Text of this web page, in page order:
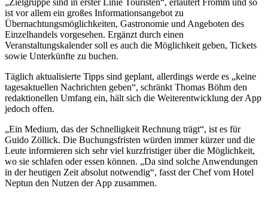
ist vor allem ein großes Informationsangebot zu
Übernachtungsmöglichkeiten, Gastronomie und Angeboten des
Einzelhandels vorgesehen. Ergänzt durch einen
Veranstaltungskalender soll es auch die Möglichkeit geben, Tickets
sowie Unterkünfte zu buchen.
Täglich aktualisierte Tipps sind geplant, allerdings werde es „keine
tagesaktuellen Nachrichten geben“, schränkt Thomas Böhm den
redaktionellen Umfang ein, hält sich die Weiterentwicklung der App
jedoch offen.
„Ein Medium, das der Schnelligkeit Rechnung trägt“, ist es für
Guido Zöllick. Die Buchungsfristen würden immer kürzer und die
Leute informieren sich sehr viel kurzfristiger über die Möglichkeit,
wo sie schlafen oder essen können. „Da sind solche Anwendungen
in der heutigen Zeit absolut notwendig“, fasst der Chef vom Hotel
Neptun den Nutzen der App zusammen.